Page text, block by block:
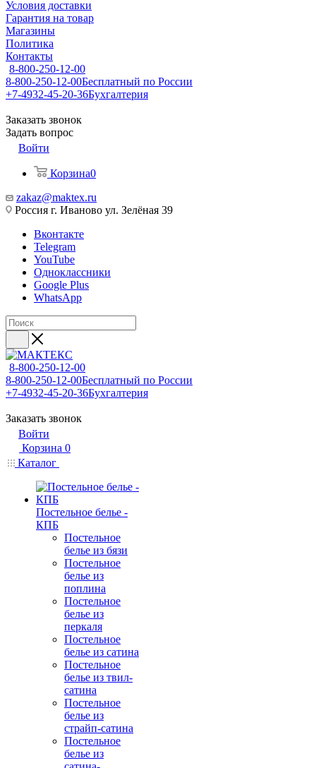
Условия доставки
Гарантия на товар
Магазины
Политика
Контакты
8-800-250-12-00
8-800-250-12-00Бесплатный по России
+7-4932-45-20-36Бухгалтерия
Заказать звонок
Задать вопрос
Войти
Корзина0
zakaz@maktex.ru
Россия г. Иваново ул. Зелёная 39
Вконтакте
Telegram
YouTube
Одноклассники
Google Plus
WhatsApp
8-800-250-12-00
8-800-250-12-00Бесплатный по России
+7-4932-45-20-36Бухгалтерия
Заказать звонок
Войти
Корзина 0
Каталог
Постельное белье -
КПБ
Постельное
белье из бязи
Постельное
белье из
поплина
Постельное
белье из
перкаля
Постельное
белье из сатина
Постельное
белье из твил-
сатина
Постельное
белье из
страйп-сатина
Постельное
белье из